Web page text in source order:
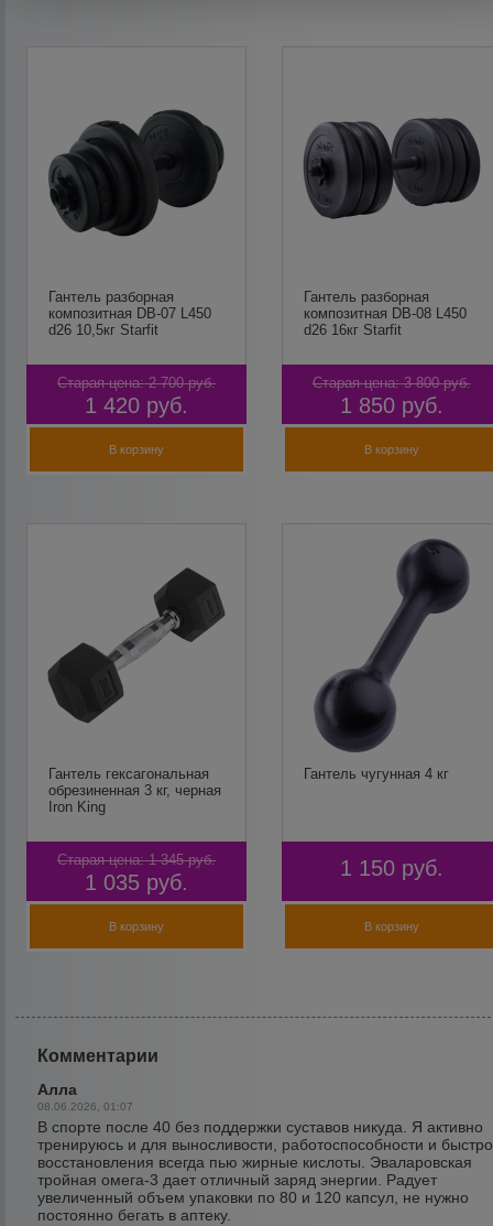
Гантель разборная
композитная DB-07 L450
d26 10,5кг Starfit
Старая цена: 2 700 руб.
1 420 руб.
В корзину
Гантель разборная
композитная DB-08 L450
d26 16кг Starfit
Старая цена: 3 800 руб.
1 850 руб.
В корзину
Гантель гексагональная
обрезиненная 3 кг, черная
Iron King
Старая цена: 1 345 руб.
1 035 руб.
В корзину
Гантель чугунная 4 кг
1 150 руб.
В корзину
Комментарии
Алла
08.06.2026, 01:07
В спорте после 40 без поддержки суставов никуда. Я активно
тренируюсь и для выносливости, работоспособности и
восстановления всегда пью жирные кислоты. Эваларовская
тройная омега-3 дает отличный заряд энергии. Радует
увеличенный объем упаковки по 80 и 120 капсул, не нужно
постоянно бегать в аптеку.